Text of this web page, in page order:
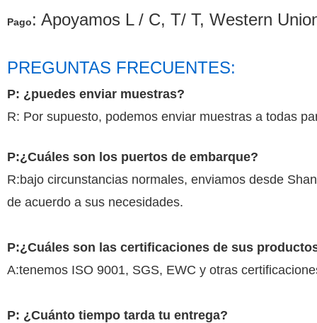
Pago: Apoyamos L / C, T/ T, Western
PREGUNTAS FRECUENTES:
P: ¿puedes enviar muestras?
R: Por supuesto, podemos enviar muestras a todas
P:¿Cuáles son los puertos de embarque?
R:bajo circunstancias normales, enviamos desde
de acuerdo a sus necesidades.
P:¿Cuáles son las certificaciones de sus
A:tenemos ISO 9001, SGS, EWC y otras
P: ¿Cuánto tiempo tarda tu entrega?